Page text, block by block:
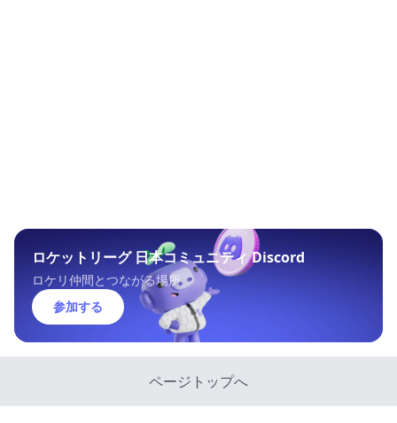
ロケットリーグ 日本コミュニティ Discord
ロケリ仲間とつながる場所
参加する
ページトップへ